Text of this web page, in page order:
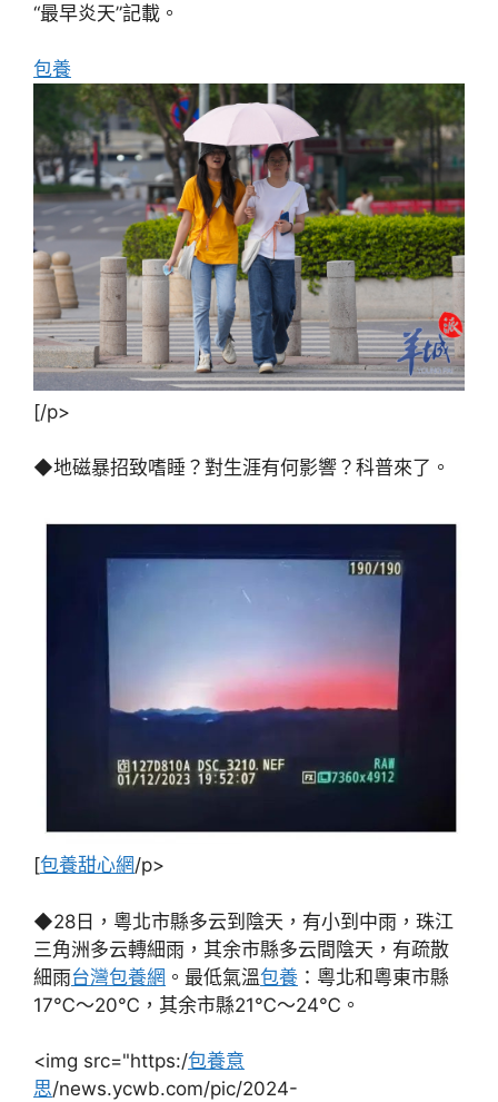
“最早炎天”記載。
包養
[/p>
◆地磁暴招致嗜睡？對生涯有何影響？科普來了。
[包養甜心網/p>
◆28日，粵北市縣多云到陰天，有小到中雨，珠江
三角洲多云轉細雨，其余市縣多云間陰天，有疏散
細雨台灣包養網 。最低氣溫包養 ：粵北和粵東市縣
17℃～20℃，其余市縣21℃～24℃。
<img src="https:/包養意
思/news.ycwb.com/pic/2024-